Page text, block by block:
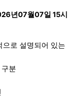
년07월07일 15시
로 설명되어 있는
분